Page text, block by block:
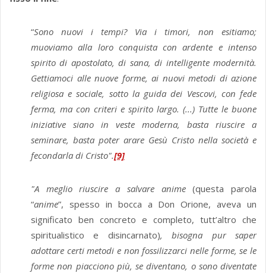
“Sono nuovi i tempi? Via i timori, non esitiamo;
muoviamo alla loro conquista con ardente e intenso
spirito di apostolato, di sana, di intelligente modernità.
Gettiamo­ci alle nuove forme, ai nuovi metodi di azione
religiosa e sociale, sotto la guida dei Vescovi, con fede
ferma, ma con criteri e spirito largo. (...) Tutte le buone
iniziative siano in veste moderna, basta riuscire a
seminare, basta poter arare Gesù Cristo nella società e
fecondarla di Cristo".[9]
"A meglio riuscire a salvare anime(questa parola
“anime”, spesso in bocca a Don Orione, aveva un
significato ben concreto e completo, tutt’altro che
spiritualistico e disincarnato), bisogna pur saper
adottare certi metodi e non fossilizzarci nelle forme, se le
forme non piacciono più, se diventano, o sono diventate